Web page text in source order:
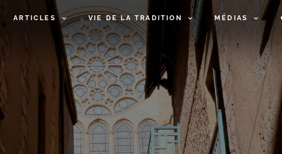
ARTICLES VIE DE LA TRADITION MÉDIAS